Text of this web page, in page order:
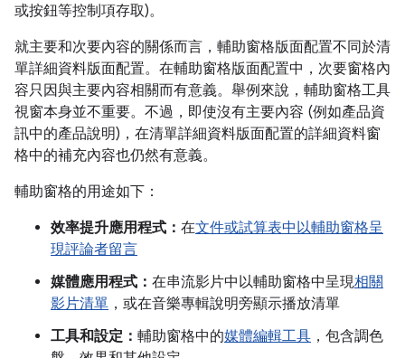
或按鈕等控制項存取)。
就主要和次要內容的關係而言，輔助窗格版面配置不同於清
單詳細資料版面配置。在輔助窗格版面配置中，次要窗格內
容只因與主要內容相關而有意義。舉例來說，輔助窗格工具
視窗本身並不重要。不過，即使沒有主要內容 (例如產品資
訊中的產品說明)，在清單詳細資料版面配置的詳細資料窗
格中的補充內容也仍然有意義。
輔助窗格的用途如下：
效率提升應用程式： 在文件或試算表中以輔助窗格呈
現評論者留言
媒體應用程式： 在串流影片中以輔助窗格中呈現相關
影片清單 ，或在音樂專輯說明旁顯示播放清單
工具和設定： 輔助窗格中的媒體編輯工具 ，包含調色